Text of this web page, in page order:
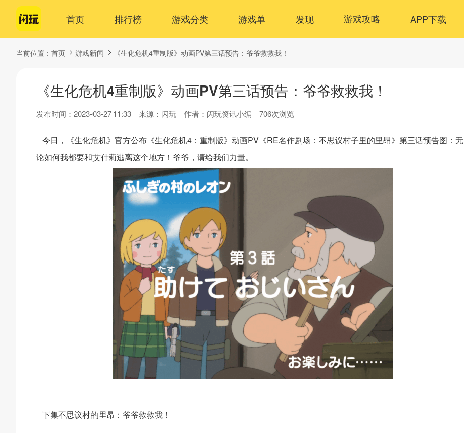
首页 排行榜 游戏分类 游戏单 发现 游戏攻略 APP下载
当前位置： 首页 游戏新闻 《生化危机4重制版》动画PV第三话预告：爷爷救救我！
《生化危机4重制版》动画PV第三话预告：爷爷救救我！
发布时间：2023-03-27 11:33 来源：闪玩 作者：闪玩资讯小编 706次浏览
今日，《生化危机》官方公布《生化危机4：重制版》动画PV《RE名作剧场：不思议村子里的里昂》第三话预告图：无
论如何我都要和艾什莉逃离这个地方！爷爷，请给我们力量。
下集不思议村的里昂：爷爷救救我！